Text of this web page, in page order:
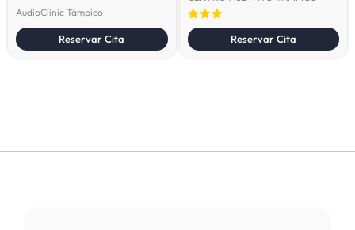
AudioClinic Támpico
Reservar Cita Reservar Cita